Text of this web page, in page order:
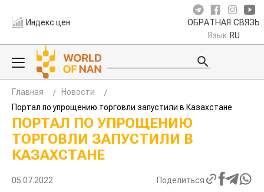
Индекс цен ОБРАТНАЯ СВЯЗЬ
Язык RU
Главная
Новости
Портал по упрощению торговли запустили в Казахстане
ПОРТАЛ ПО УПРОЩЕНИЮ
ТОРГОВЛИ ЗАПУСТИЛИ В
КАЗАХСТАНЕ
05.07.2022 Поделиться